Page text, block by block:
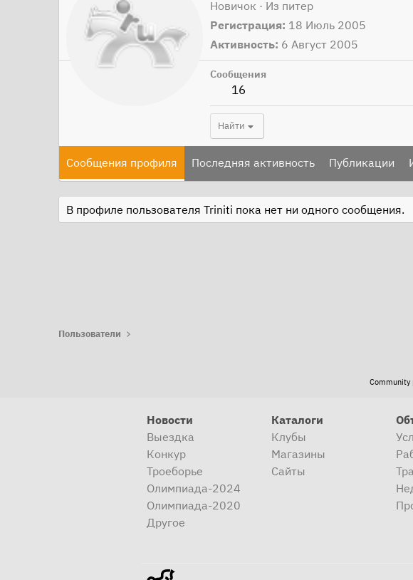
Новичок · Из питер
Регистрация 18 Июль 2005
Активность 6 Август 2005
Сообщения
16
Найти
Сообщения профиля Последняя активность Публикации
В профиле пользователя Triniti пока нет ни одного сообщения.
Пользователи
Community
Новости
Выездка
Конкур
Троеборье
Олимпиада-2024
Олимпиада-2020
Другое
Каталоги
Клубы
Магазины
Сайты